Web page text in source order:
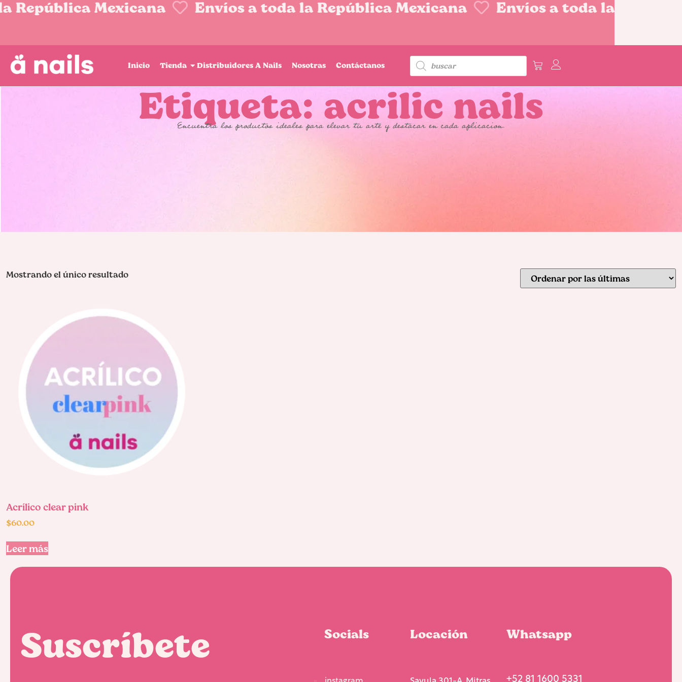
Mexicana Envíos a toda la República Mexicana Envíos a toda la
Inicio Tienda Distribuidores A Nails Nosotras Contáctanos
Etiqueta: acrilic nails
Encuentra los productos ideales para elevar tu arte y destacar en cada aplicacion.
Mostrando el único resultado
Acrílico clear pink
$60.00
Leer más
Suscríbete Socials Locación Whatsapp
+52 81 1600 5331